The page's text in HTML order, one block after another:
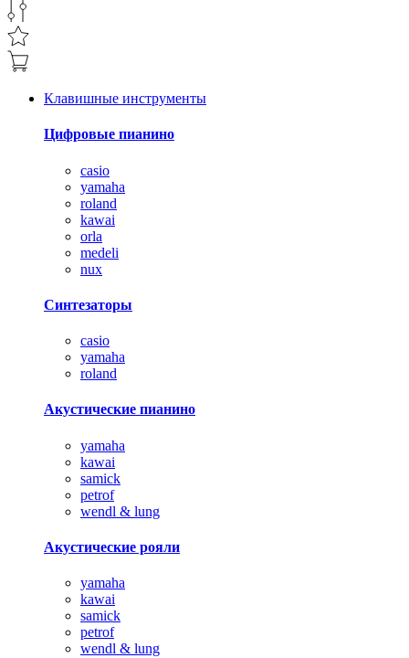
Клавишные инструменты
Цифровые пианино
casio
yamaha
roland
kawai
orla
medeli
nux
Синтезаторы
casio
yamaha
roland
Акустические пианино
yamaha
kawai
samick
petrof
wendl & lung
Акустические рояли
yamaha
kawai
samick
petrof
wendl & lung